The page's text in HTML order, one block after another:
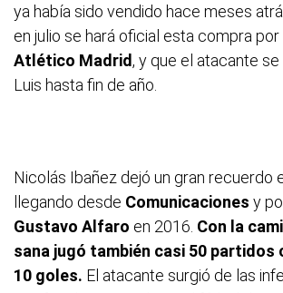
ya había sido vendido hace meses
en julio se hará oficial esta compra por
Atlético Madrid, y que el atacante
Luis hasta fin de año.
Nicolás Ibañez dejó un gran recuerdo
llegando desde Comunicaciones y
Gustavo Alfaro en 2016. Con la
sana jugó también casi 50 partidos
10 goles. El atacante surgió de las